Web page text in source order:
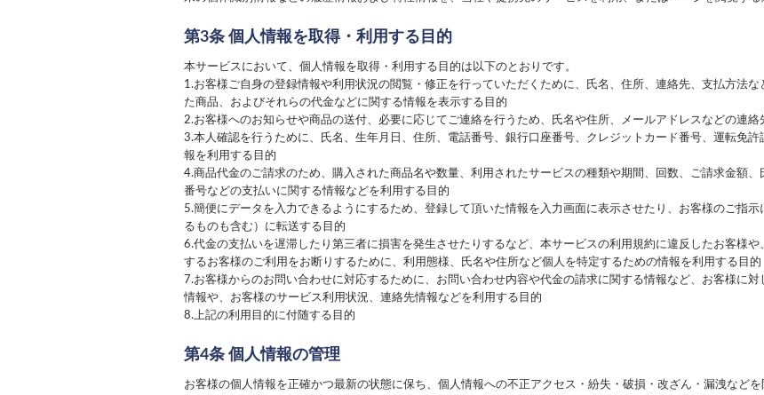
第3条 個人情報を取得・利用する目的
本サービスにおいて、個人情報を取得・利用する目的は以下のとおりです。
1.お客様ご自身の登録情報や利用状況の閲覧・修正を行っていただくために、氏名、住所、連絡先、支払方法
た商品、およびそれらの代金などに関する情報を表示する目的
2.お客様へのお知らせや商品の送付、必要に応じてご連絡を行うため、氏名や住所、メールアドレスなどの連絡
3.本人確認を行うために、氏名、生年月日、住所、電話番号、銀行口座番号、クレジットカード番号、運転免
報を利用する目的
4.商品代金のご請求のため、購入された商品名や数量、利用されたサービスの種類や期間、回数、ご請求金額
番号などの支払いに関する情報などを利用する目的
5.簡便にデータを入力できるようにするため、登録して頂いた情報を入力画面に表示させたり、お客様のご指
るものも含む）に転送する目的
6.代金の支払いを遅滞したり第三者に損害を発生させたりするなど、本サービスの利用規約に違反したお客様
するお客様のご利用をお断りするために、利用態様、氏名や住所など個人を特定するための情報を利用する目的
7.お客様からのお問い合わせに対応するために、お問い合わせ内容や代金の請求に関する情報など、お客様に
情報や、お客様のサービス利用状況、連絡先情報などを利用する目的
8.上記の利用目的に付随する目的
第4条 個人情報の管理
お客様の個人情報を正確かつ最新の状態に保ち、個人情報への不正アクセス・紛失・破損・改ざん・漏洩など